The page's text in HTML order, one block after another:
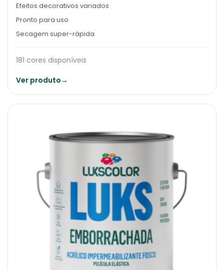
Efeitos decorativos variados
Pronto para uso
Secagem super-rápida
181 cores disponíveis
Ver produto→